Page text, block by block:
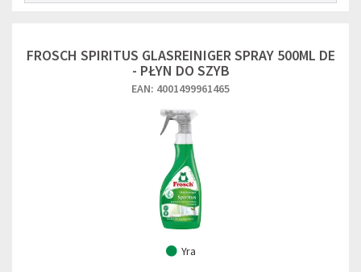
FROSCH SPIRITUS GLASREINIGER SPRAY 500ML DE
- PŁYN DO SZYB
EAN: 4001499961465
Yra